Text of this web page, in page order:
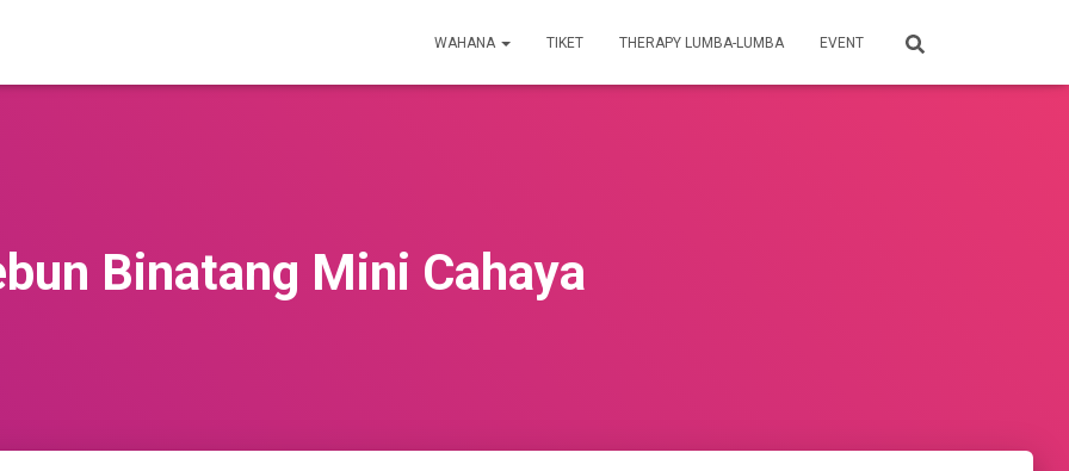
WAHANA TIKET THERAPY LUMBA-LUMBA EVENT
Binatang Mini Cahaya